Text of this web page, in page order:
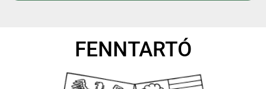
FENNTARTÓ